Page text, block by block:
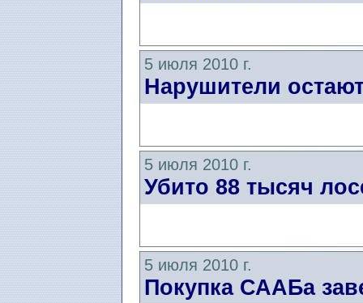
5 июля 2010 г.
Нарушители
5 июля 2010 г.
Убито 88 тысяч
5 июля 2010 г.
Покупка СААБа